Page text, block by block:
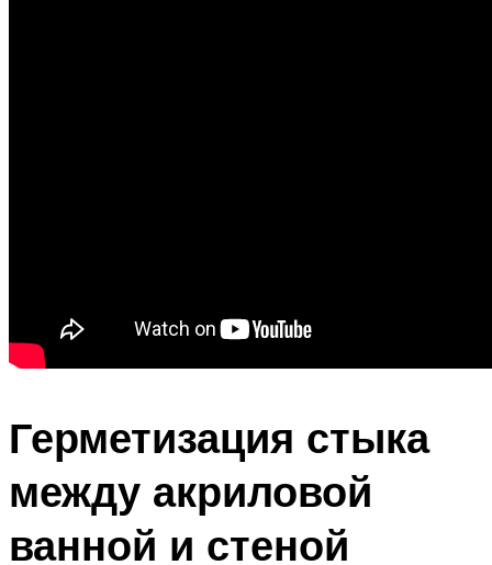
Герметизация стыка
между акриловой
ванной и стеной